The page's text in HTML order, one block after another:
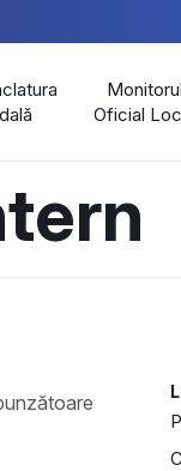
Monitorul
Oficial